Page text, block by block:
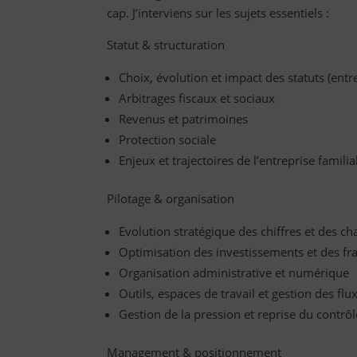
cap. J’interviens sur les sujets essentiels :
Statut & structuration
Choix, évolution et impact des statuts
Arbitrages fiscaux et sociaux
Revenus et patrimoines
Protection sociale
Enjeux et trajectoires de l’entreprise
Pilotage & organisation
Evolution stratégique des chiffres et des
Optimisation des investissements et des
Organisation administrative et numérique
Outils, espaces de travail et gestion des
Gestion de la pression et reprise du
Management & positionnement